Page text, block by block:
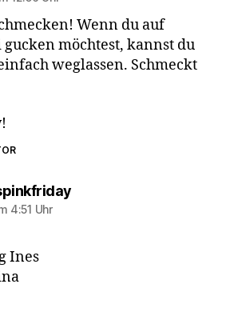
Wenn du auf
möchtest, kannst du
weglassen. Schmeckt
sagt:
4:51 Uhr
Ines